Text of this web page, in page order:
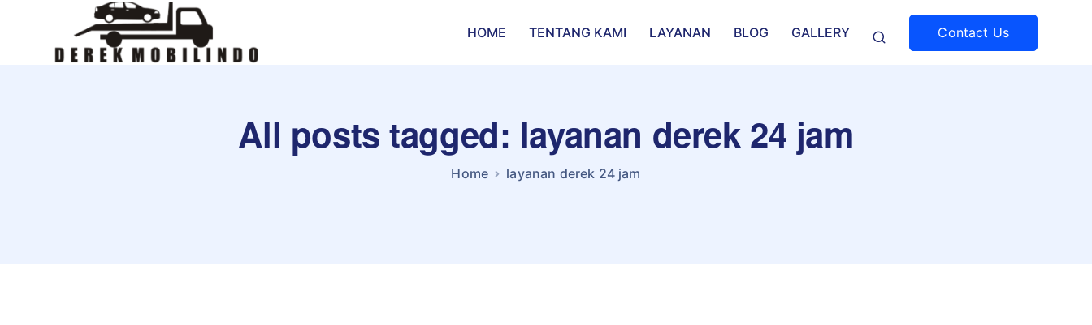
HOME TENTANG KAMI LAYANAN BLOG GALLERY Contact Us
All posts tagged: layanan derek 24 jam
Home layanan derek 24 jam